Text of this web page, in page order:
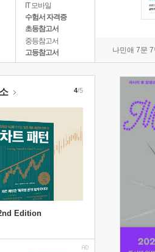
IT 모바일
수험서 자격증
초등참고서
중등참고서
고등참고서
나민애 7문
Edition
4/5